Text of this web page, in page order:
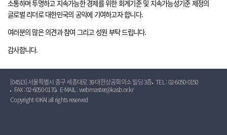
소통하며 투명하고 지속가능한 경제를 위한 회계기준 및 지속가능성기준 제정의
글로벌 리더로 대한민국의 공익에 기여하고자 합니다.
여러분의 많은 의견과 참여 그리고 성원 부탁 드립니다.
감사합니다.
[04513] 서울특별시 중구 세종대로 39 대한상공회의소 빌딩 3층 TEL : 02-6050-0150
FAX : 02-6050-0170
E-MAIL : webmaster@kasb.or.kr
Copyright ©KAI all rights reserved